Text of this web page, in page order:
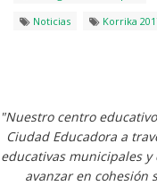
Noticias
Korrika
"Nuestro centro
Ciudad Educadora a
educativas municipales
avanzar en cohesión